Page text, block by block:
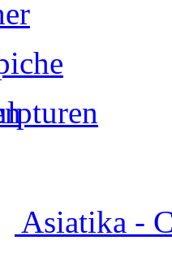
Asiatika -